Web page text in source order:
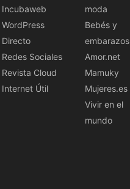
Incubaweb
WordPress
Directo
Redes Sociales
Revista Cloud
Internet Útil
moda
Bebés y
embarazos
Amor.net
Mamuky
Mujeres.es
Vivir en el
mundo